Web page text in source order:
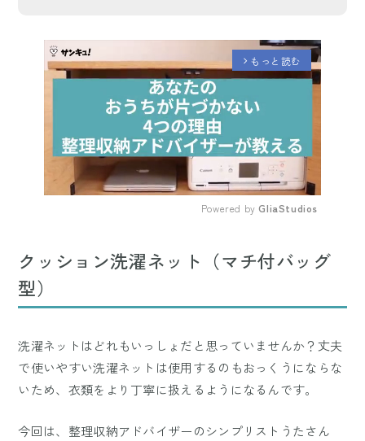
arrow_forward_ios もっと読む
Powered by GliaStudios
クッション洗濯ネット（マチ付バッグ
型）
洗濯ネットはどれもいっしょだと思っていませんか？丈夫
で使いやすい洗濯ネットは使用するのもおっくうにならな
いため、衣類をより丁寧に扱えるようになるんです。
今回は、整理収納アドバイザーのシンプリストうたさん